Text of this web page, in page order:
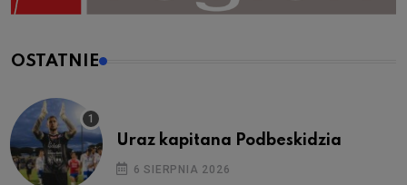
OSTATNIE
Uraz kapitana Podbeskidzia
6 SIERPNIA 2026